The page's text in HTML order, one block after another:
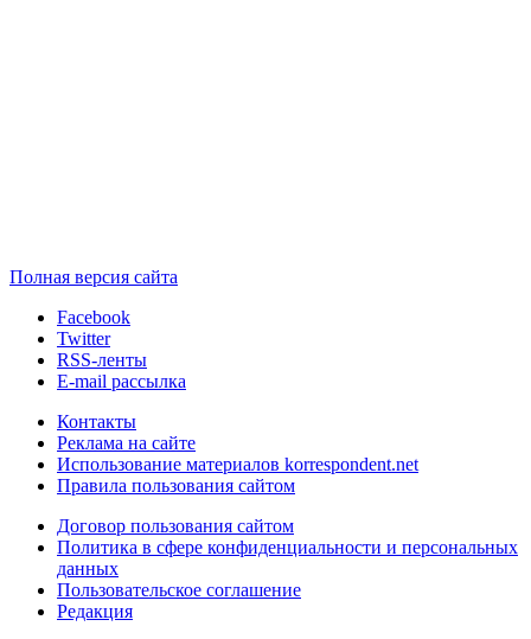
Полная версия сайта
Facebook
Twitter
RSS-ленты
E-mail рассылка
Контакты
Реклама на сайте
Использование материалов korrespondent.net
Правила пользования сайтом
Договор пользования сайтом
Политика в сфере конфиденциальности и персональных
данных
Пользовательское соглашение
Редакция